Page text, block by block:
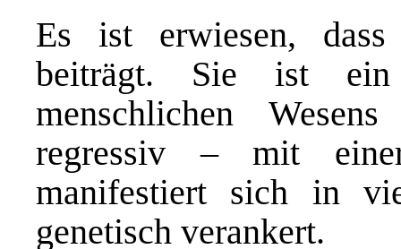
Es ist erwiesen,
beiträgt. Sie ist ein
menschlichen
regressiv – mit
manifestiert sich in
genetisch verankert.